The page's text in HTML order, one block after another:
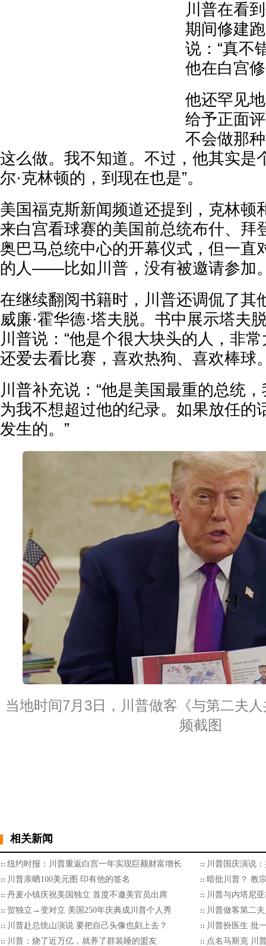
川普在看
期间修建
说：“真不
他在白宫
他还罕见
给予正面
不会做那
这么做。我不知道。不过，他其实是
尔·克林顿的，到现在也是”。
美国福克斯新闻频道还提到，克林顿
来白宫看球赛的美国前总统布什、拜
奥巴马总统中心的开幕仪式，但一直
的人——比如川普，没有被邀请参加
在继续翻阅书籍时，川普还调侃了其
威廉·霍华德·塔夫脱。书中展示塔夫
川普说：“他是个很大块头的人，非
还爱去看比赛，喜欢热狗、喜欢棒球
川普补充说：“他是美国最重的总统
为我不想超过他的纪录。如果放任的
发生的。”
当地时间7月3日，川普做客《与第二夫
频截图
相关新闻
纽约时报：川普重返白宫一年实现巨额财富增长
川普国庆演说
川普亲晒100美元图 印有他的签名
暗批川普？ 教
丹麦小镇庆祝美国独立 首度不邀美官员出席
川普与内塔尼
贺独立→变对立 美国250年庆典成川普个人秀
川普做客第二
川普赴总统山演说 要把自己头像也刻上去？
川普扮医生 批
川普：烧了近万亿，就养了群装睡的盟友
点名马斯克 川